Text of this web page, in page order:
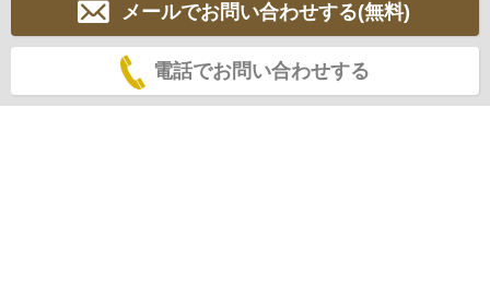
メールでお問い合わせする(無料)
電話でお問い合わせする